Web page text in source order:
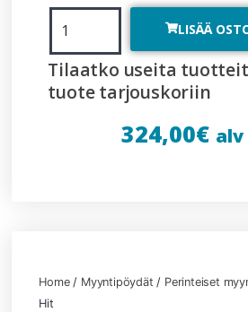
LISÄÄ
Tilaatko useita
tuote tarjouskoriin
324,00€ alv
Home/ Myyntipöydät / Perinteiset
Hit